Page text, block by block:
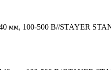
мм, 100-500 В//STAYER